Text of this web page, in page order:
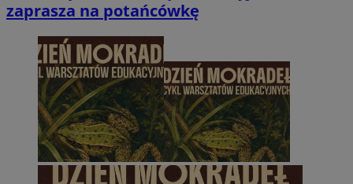
zaprasza na potańcówkę